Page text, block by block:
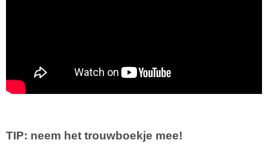
TIP: neem het trouwboekje mee!